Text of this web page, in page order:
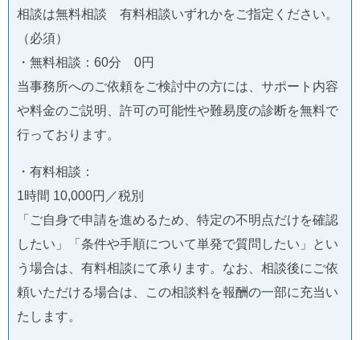
相談は無料相談 有料相談いずれかをご指定ください。
（必須）
・無料相談：60分 0円
当事務所へのご依頼をご検討中の方には、サポート内容
や料金のご説明、許可の可能性や難易度の診断を無料で
行っております。
・有料相談：
1時間 10,000円／税別
「ご自身で申請を進めるため、特定の不明点だけを確認
したい」「条件や手順について単発で質問したい」とい
う場合は、有料相談にて承ります。なお、相談後にご依
頼いただける場合は、この相談料を報酬の一部に充当い
たします。